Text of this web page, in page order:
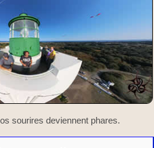
sourires deviennent phares.